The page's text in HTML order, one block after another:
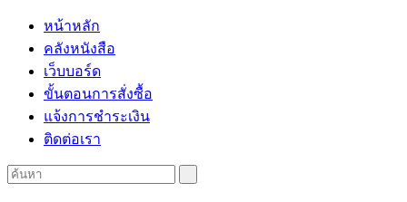
หน้าหลัก
คลังหนังสือ
เว็บบอร์ด
ขั้นตอนการสั่งซื้อ
แจ้งการชำระเงิน
ติดต่อเรา